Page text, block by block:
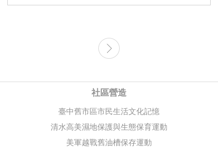
社區營造
臺中舊市區市民生活文化記憶
清水高美濕地保護與生態保育運動
美軍越戰舊油槽保存運動